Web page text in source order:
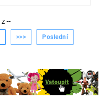
z--
>>> Poslední